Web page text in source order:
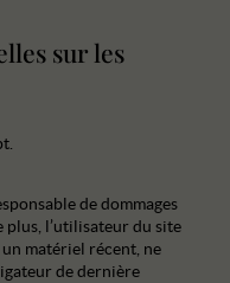
sur les
de dommages
plus, l’utilisateur du site
un matériel récent, ne
de dernière